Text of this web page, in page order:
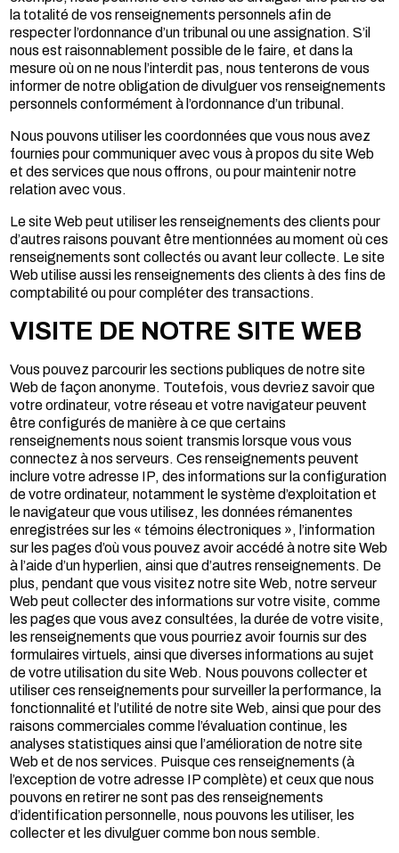
la totalité de vos renseignements personnels afin de
respecter l’ordonnance d’un tribunal ou une assignation. S’il
nous est raisonnablement possible de le faire, et dans la
mesure où on ne nous l’interdit pas, nous tenterons de vous
informer de notre obligation de divulguer vos renseignements
personnels conformément à l’ordonnance d’un tribunal.
Nous pouvons utiliser les coordonnées que vous nous avez
fournies pour communiquer avec vous à propos du site Web
et des services que nous offrons, ou pour maintenir notre
relation avec vous.
Le site Web peut utiliser les renseignements des clients pour
d’autres raisons pouvant être mentionnées au moment où ces
renseignements sont collectés ou avant leur collecte. Le site
Web utilise aussi les renseignements des clients à des fins de
comptabilité ou pour compléter des transactions.
VISITE DE NOTRE SITE WEB
Vous pouvez parcourir les sections publiques de notre site
Web de façon anonyme. Toutefois, vous devriez savoir que
votre ordinateur, votre réseau et votre navigateur peuvent
être configurés de manière à ce que certains
renseignements nous soient transmis lorsque vous vous
connectez à nos serveurs. Ces renseignements peuvent
inclure votre adresse IP, des informations sur la configuration
de votre ordinateur, notamment le système d’exploitation et
le navigateur que vous utilisez, les données rémanentes
enregistrées sur les « témoins électroniques », l’information
sur les pages d’où vous pouvez avoir accédé à notre site Web
à l’aide d’un hyperlien, ainsi que d’autres renseignements. De
plus, pendant que vous visitez notre site Web, notre serveur
Web peut collecter des informations sur votre visite, comme
les pages que vous avez consultées, la durée de votre visite,
les renseignements que vous pourriez avoir fournis sur des
formulaires virtuels, ainsi que diverses informations au sujet
de votre utilisation du site Web. Nous pouvons collecter et
utiliser ces renseignements pour surveiller la performance, la
fonctionnalité et l’utilité de notre site Web, ainsi que pour des
raisons commerciales comme l’évaluation continue, les
analyses statistiques ainsi que l’amélioration de notre site
Web et de nos services. Puisque ces renseignements (à
l’exception de votre adresse IP complète) et ceux que nous
pouvons en retirer ne sont pas des renseignements
d’identification personnelle, nous pouvons les utiliser, les
collecter et les divulguer comme bon nous semble.